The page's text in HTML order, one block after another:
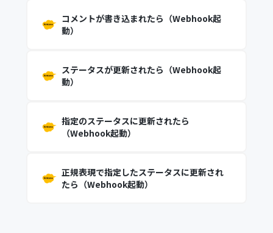
コメントが書き込まれたら（Webhook起
動）
ステータスが更新されたら（Webhook起
動）
指定のステータスに更新されたら
（Webhook起動）
正規表現で指定したステータスに更新され
たら（Webhook起動）